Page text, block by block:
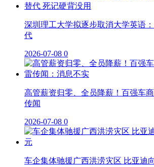
深圳理工大学拟逐步取消大学英语
代
2026-07-08 0
高管薪资归零、全员降薪！百强车
传闻
2026-07-08 0
车企集体驰援广西洪涝灾区 比亚迪